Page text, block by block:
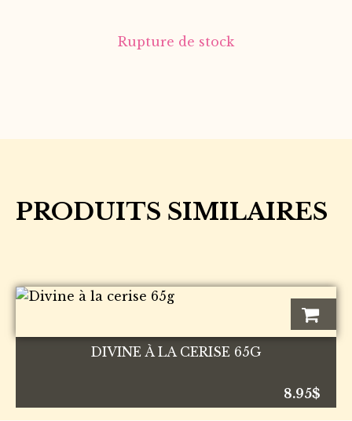
Rupture de stock
PRODUITS SIMILAIRES
DIVINE À LA CERISE 65G
8.95$